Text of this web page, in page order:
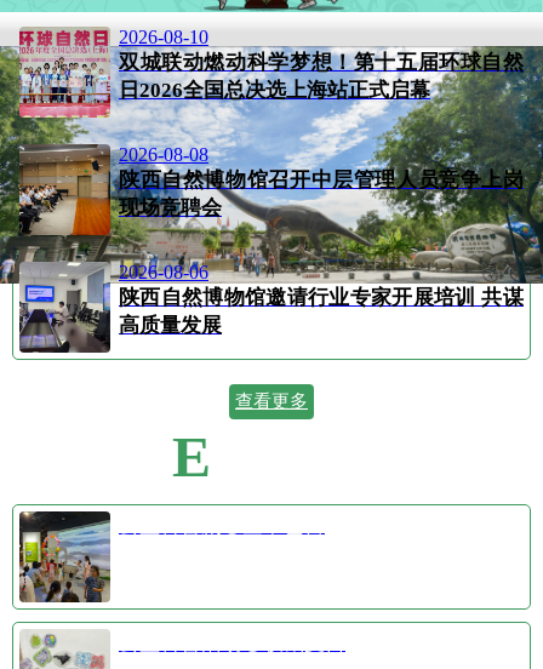
2026-08-10
双城联动燃动科学梦想！第十五届环球自然
日2026全国总决选上海站正式启幕
2026-08-08
陕西自然博物馆召开中层管理人员竞争上岗
现场竞聘会
2026-08-06
陕西自然博物馆邀请行业专家开展培训 共谋
高质量发展
查看更多
E